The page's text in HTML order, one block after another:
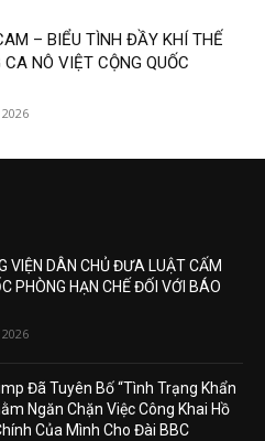
– BIỂU TÌNH ĐẦY KHÍ THẾ
CA NÔ VIỆT CỘNG QUỐC
VIỆN DÂN CHỦ ĐƯA LUẬT CẤM
PHÒNG HẠN CHẾ ĐỐI VỚI BÁO
Đã Tuyên Bố “Tình Trạng Khẩn
Ngăn Chặn Việc Công Khai Hồ
Của Mình Cho Đài BBC